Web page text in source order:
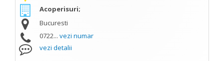
Acoperisuri;
Bucuresti
0722... vezi numar
vezi detalii